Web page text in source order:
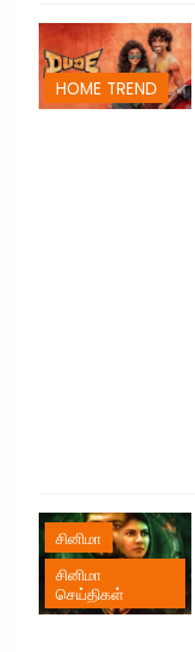
HOME TREND
சினிமா
சினிமா
செய்திகள்